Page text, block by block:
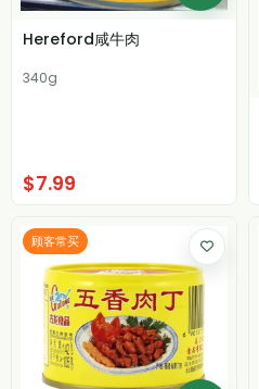
Hereford咸牛肉
340g
$7.99
顾客常买